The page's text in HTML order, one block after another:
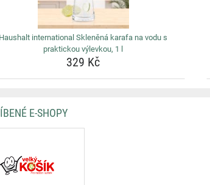
Haushalt international Skleněná karafa na vodu s
praktickou výlevkou, 1 l
329 Kč
E-SHOPY